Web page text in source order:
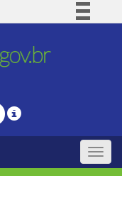
Comunica BR
Legislação
Toggle